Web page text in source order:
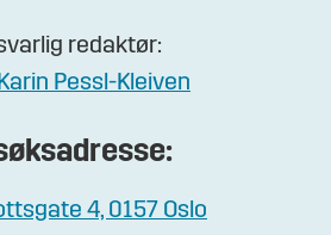
redaktør:
Pessl-Kleiven
4, 0157 Oslo